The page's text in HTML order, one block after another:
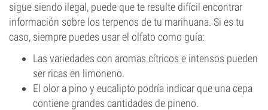
sigue siendo ilegal, puede que te resulte difícil encontrar
información sobre los terpenos de tu marihuana. Si es tu
caso, siempre puedes usar el olfato como guía:
Las variedades con aromas cítricos e intensos pueden
ser ricas en limoneno.
El olor a pino y eucalipto podría indicar que una cepa
contiene grandes cantidades de pineno.